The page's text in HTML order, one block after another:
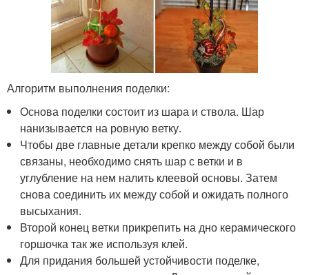
Алгоритм выполнения поделки:
Основа поделки состоит из шара и ствола. Шар
нанизывается на ровную ветку.
Чтобы две главные детали крепко между собой были
связаны, необходимо снять шар с ветки и в
углубление на нем налить клеевой основы. Затем
снова соединить их между собой и ожидать полного
высыхания.
Второй конец ветки прикрепить на дно керамического
горшочка так же используя клей.
Для придания большей устойчивости поделке,